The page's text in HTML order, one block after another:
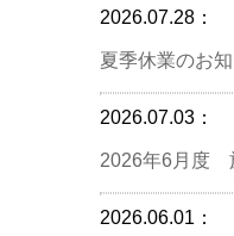
2026.07.28：
夏季休業のお
2026.07.03：
2026年6月度
2026.06.01：